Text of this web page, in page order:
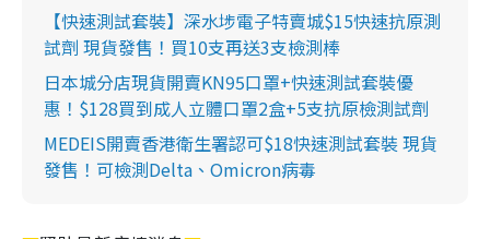
【快速測試套裝】深水埗電子特賣城$15快速抗原測
試劑 現貨發售！買10支再送3支檢測棒
日本城分店現貨開賣KN95口罩+快速測試套裝優
惠！$128買到成人立體口罩2盒+5支抗原檢測試劑
MEDEIS開賣香港衛生署認可$18快速測試套裝 現貨
發售！可檢測Delta、Omicron病毒